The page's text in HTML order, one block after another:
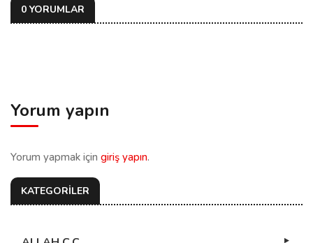
0 YORUMLAR
Yorum yapın
Yorum yapmak için giriş yapın.
KATEGORİLER